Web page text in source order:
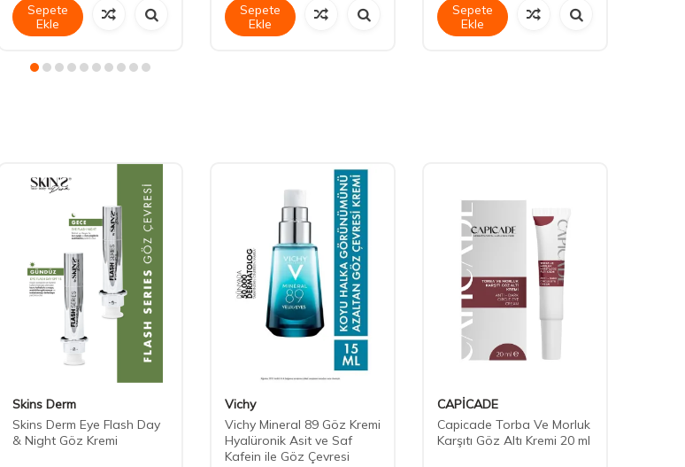
Sepete
Ekle
Sepete
Ekle
Sepete
Ekle
Skins Derm
Skins Derm Eye Flash Day
& Night Göz Kremi
Vichy
Vichy Mineral 89 Göz Kremi
Hyalüronik Asit ve Saf
Kafein ile Göz Çevresi
CAPİCADE
Capicade Torba Ve Morluk
Karşıtı Göz Altı Kremi 20 ml